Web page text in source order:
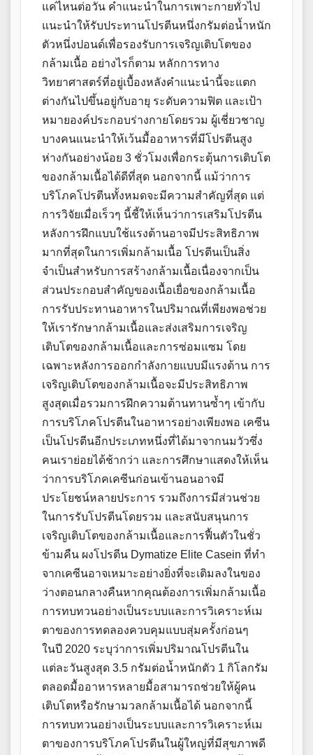
แค่ไหนต่อวัน คำแนะนำในการเพาะกายทั่วไป
แนะนำให้รับประทานโปรตีนหนึ่งกรัมต่อน้ำหนัก
ตัวหนึ่งปอนด์เพื่อรองรับการเจริญเติบโตของ
กล้ามเนื้อ อย่างไรก็ตาม หลักการทาง
วิทยาศาสตร์ที่อยู่เบื้องหลังคำแนะนำนี้จะแตก
ต่างกันไปขึ้นอยู่กับอายุ ระดับความฟิต และเป้า
หมายองค์ประกอบร่างกายโดยรวม ผู้เชี่ยวชาญ
บางคนแนะนำให้เว้นมื้ออาหารที่มีโปรตีนสูง
ห่างกันอย่างน้อย 3 ชั่วโมงเพื่อกระตุ้นการเติบโต
ของกล้ามเนื้อได้ดีที่สุด นอกจากนี้ แม้ว่าการ
บริโภคโปรตีนทั้งหมดจะมีความสำคัญที่สุด แต่
การวิจัยเมื่อเร็วๆ นี้ชี้ให้เห็นว่าการเสริมโปรตีน
หลังการฝึกแบบใช้แรงต้านอาจมีประสิทธิภาพ
มากที่สุดในการเพิ่มกล้ามเนื้อ โปรตีนเป็นสิ่ง
จำเป็นสำหรับการสร้างกล้ามเนื้อเนื่องจากเป็น
ส่วนประกอบสำคัญของเนื้อเยื่อของกล้ามเนื้อ
การรับประทานอาหารในปริมาณที่เพียงพอช่วย
ให้เรารักษากล้ามเนื้อและส่งเสริมการเจริญ
เติบโตของกล้ามเนื้อและการซ่อมแซม โดย
เฉพาะหลังการออกกำลังกายแบบมีแรงต้าน การ
เจริญเติบโตของกล้ามเนื้อจะมีประสิทธิภาพ
สูงสุดเมื่อรวมการฝึกความต้านทานซ้ำๆ เข้ากับ
การบริโภคโปรตีนในอาหารอย่างเพียงพอ เคซีน
เป็นโปรตีนอีกประเภทหนึ่งที่ได้มาจากนมวัวซึ่ง
คนเราย่อยได้ช้ากว่า และการศึกษาแสดงให้เห็น
ว่าการบริโภคเคซีนก่อนเข้านอนอาจมี
ประโยชน์หลายประการ รวมถึงการมีส่วนช่วย
ในการรับโปรตีนโดยรวม และสนับสนุนการ
เจริญเติบโตของกล้ามเนื้อและการฟื้นตัวในชั่ว
ข้ามคืน ผงโปรตีน Dymatize Elite Casein ที่ทำ
จากเคซีนอาจเหมาะอย่างยิ่งที่จะเติมลงในของ
ว่างตอนกลางคืนหากคุณต้องการเพิ่มกล้ามเนื้อ
การทบทวนอย่างเป็นระบบและการวิเคราะห์เม
ตาของการทดลองควบคุมแบบสุ่มครั้งก่อนๆ
ในปี 2020 ระบุว่าการเพิ่มปริมาณโปรตีนใน
แต่ละวันสูงสุด 3.5 กรัมต่อน้ำหนักตัว 1 กิโลกรัม
ตลอดมื้ออาหารหลายมื้อสามารถช่วยให้ผู้คน
เติบโตหรือรักษามวลกล้ามเนื้อได้ นอกจากนี้
การทบทวนอย่างเป็นระบบและการวิเคราะห์เม
ตาของการบริโภคโปรตีนในผู้ใหญ่ที่มีสุขภาพดี